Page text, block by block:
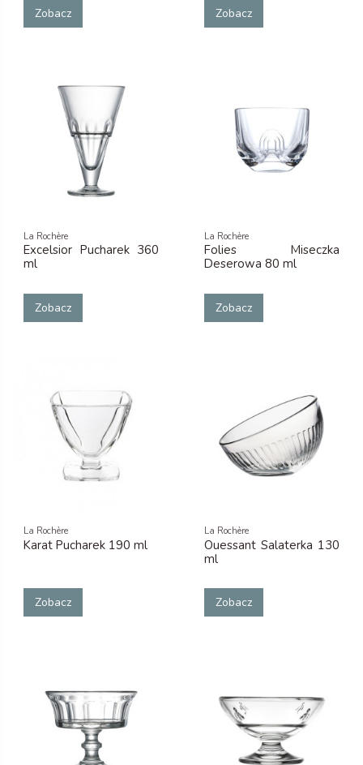
Zobacz Zobacz
La Rochère
Excelsior Pucharek 360
ml
Zobacz
La Rochère
Folies Miseczka
Deserowa 80 ml
Zobacz
La Rochère
Karat Pucharek 190 ml
Zobacz
La Rochère
Ouessant Salaterka 130
ml
Zobacz